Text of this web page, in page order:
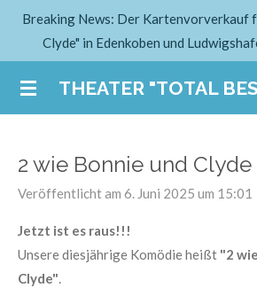
Zum
Hauptinhalt
THEATER "TOTAL
Breaking News: Der Kartenvorverkauf
Clyde" in Edenkoben und
2 wie Bonnie und Clyde
Veröffentlicht am 6. Juni 2025 um 15:01
Jetzt ist es raus!!!
Unsere diesjährige Komödie heißt "2
Clyde".